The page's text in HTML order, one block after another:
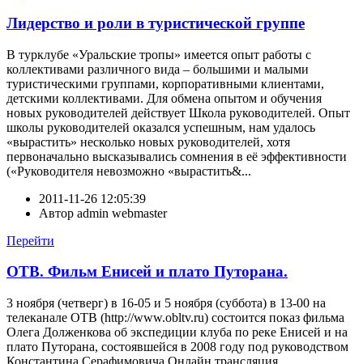
Лидерство и роли в туристической группе
В турклубе «Уральские тропы» имеется опыт работы с
коллективами различного вида – большими и малыми
туристическими группами, корпоративными клиентами,
детскими коллективами. Для обмена опытом и обучения
новых руководителей действует Школа руководителей. Опыт
школы руководителей оказался успешным, нам удалось
«вырастить» несколько новых руководителей, хотя
первоначально высказывались сомнения в её эффективности
(«Руководителя невозможно «вырастить&...
2011-11-26 12:05:39
Автор admin webmaster
Перейти
ОТВ. Фильм Енисей и плато Путорана.
3 ноября (четверг) в 16-05 и 5 ноября (суббота) в 13-00 на
телеканале ОТВ (http://www.obltv.ru) состоится показ фильма
Олега Долженкова об экспедиции клуба по реке Енисей и на
плато Путорана, состоявшейся в 2008 году под руководством